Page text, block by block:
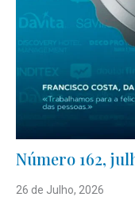
Número 162,
26 de Julho, 2026